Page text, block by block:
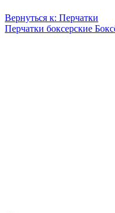
Вернуться к: Перчатки
Перчатки боксерские